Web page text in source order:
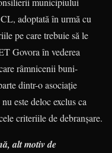
adoptată în urmă cu
pe care trebuie să le
Govora în vederea
râmnicenii buni-
dintr-o asociație
este deloc exclus ca
criteriile de debranșare.
alt motiv de